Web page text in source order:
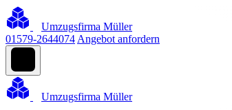
Umzugsfirma Müller
01579-2644074 Angebot anfordern
Umzugsfirma Müller